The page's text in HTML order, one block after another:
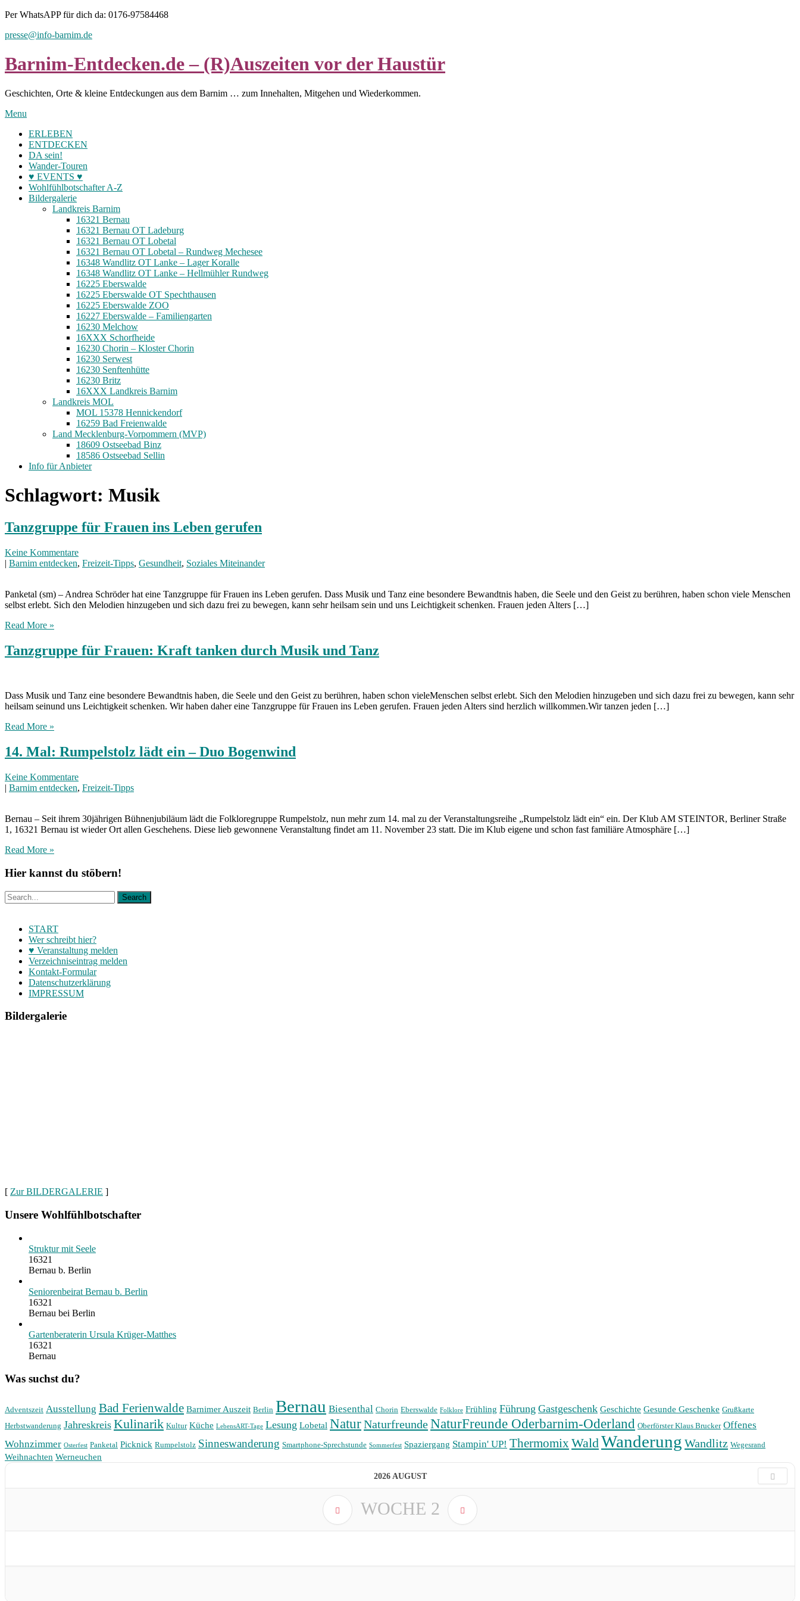
Skip
content
Per WhatsAPP für dich da: 0176-97584468
presse@info-barnim.de
Barnim-Entdecken.de – (R)Auszeiten vor der Haustür
Geschichten, Orte & kleine Entdeckungen aus dem Barnim … zum Innehalten, Mitgehen und Wiederkommen.
Menu
ERLEBEN
ENTDECKEN
DA sein!
Wander-Touren
♥ EVENTS ♥
Wohlfühlbotschafter A-Z
Bildergalerie
Landkreis Barnim
16321 Bernau
16321 Bernau OT Ladeburg
16321 Bernau OT Lobetal
16321 Bernau OT Lobetal – Rundweg Mechesee
16348 Wandlitz OT Lanke – Lager Koralle
16348 Wandlitz OT Lanke – Hellmühler Rundweg
16225 Eberswalde
16225 Eberswalde OT Spechthausen
16225 Eberswalde ZOO
16227 Eberswalde – Familiengarten
16230 Melchow
16XXX Schorfheide
16230 Chorin – Kloster Chorin
16230 Serwest
16230 Senftenhütte
16230 Britz
16XXX Landkreis Barnim
Landkreis MOL
MOL 15378 Hennickendorf
16259 Bad Freienwalde
Land Mecklenburg-Vorpommern (MVP)
18609 Ostseebad Binz
18586 Ostseebad Sellin
Info für Anbieter
Schlagwort: Musik
Tanzgruppe für Frauen ins Leben gerufen
Keine Kommentare
| Barnim entdecken, Freizeit-Tipps, Gesundheit, Soziales Miteinander
Panketal (sm) – Andrea Schröder hat eine Tanzgruppe für Frauen ins Leben gerufen. Dass Musik und Tanz eine besondere Bewandtnis haben, die Seele und den Geist zu berühren, haben schon viele Menschen
selbst erlebt. Sich den Melodien hinzugeben und sich dazu frei zu bewegen, kann sehr heilsam sein und uns Leichtigkeit schenken. Frauen jeden Alters […]
Read More »
Tanzgruppe für Frauen: Kraft tanken durch Musik und Tanz
Dass Musik und Tanz eine besondere Bewandtnis haben, die Seele und den Geist zu berühren, haben schon vieleMenschen selbst erlebt. Sich den Melodien hinzugeben und sich dazu frei zu bewegen, kann sehr
heilsam seinund uns Leichtigkeit schenken. Wir haben daher eine Tanzgruppe für Frauen ins Leben gerufen. Frauen jeden Alters sind herzlich willkommen.Wir tanzen jeden […]
Read More »
14. Mal: Rumpelstolz lädt ein – Duo Bogenwind
Keine Kommentare
| Barnim entdecken, Freizeit-Tipps
Bernau – Seit ihrem 30jährigen Bühnenjubiläum lädt die Folkloregruppe Rumpelstolz, nun mehr zum 14. mal zu der Veranstaltungsreihe „Rumpelstolz lädt ein“ ein. Der Klub AM STEINTOR, Berliner Straße
1, 16321 Bernau ist wieder Ort allen Geschehens. Diese lieb gewonnene Veranstaltung findet am 11. November 23 statt. Die im Klub eigene und schon fast familiäre Atmosphäre […]
Read More »
Hier kannst du stöbern!
START
Wer schreibt hier?
♥ Veranstaltung melden
Verzeichniseintrag melden
Kontakt-Formular
Datenschutzerklärung
IMPRESSUM
Bildergalerie
[ Zur BILDERGALERIE ]
Unsere Wohlfühlbotschafter
Struktur mit Seele
16321
Bernau b. Berlin
Seniorenbeirat Bernau b. Berlin
16321
Bernau bei Berlin
Gartenberaterin Ursula Krüger-Matthes
16321
Bernau
Was suchst du?
Adventszeit Ausstellung Bad Ferienwalde Barnimer Auszeit Berlin Bernau Biesenthal Chorin Eberswalde Folklore Frühling Führung Gastgeschenk Geschichte Gesunde Geschenke Grußkarte
Herbstwanderung Jahreskreis Kulinarik Kultur Küche LebensART-Tage Lesung Lobetal NaturNaturfreundeNaturFreunde Oderbarnim-Oderland Oberförster Klaus Brucker Offenes
Wohnzimmer Osterfest Panketal Picknick Rumpelstolz Sinneswanderung Smartphone-Sprechstunde Sommerfest Spaziergang Stampin' UP! ThermomixWaldWanderung Wandlitz Wegesrand
Weihnachten Werneuchen
2026 AUGUST
WOCHE 2